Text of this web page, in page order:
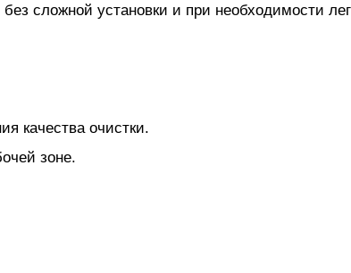
сложной установки и при необходимости
качества очистки.
зоне.